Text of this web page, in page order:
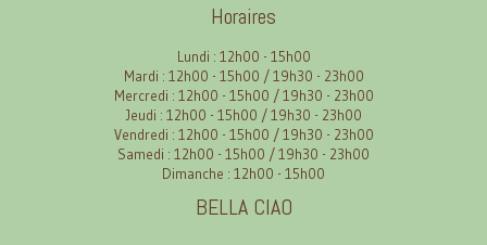
Horaires
Lundi : 12h00 - 15h00
Mardi : 12h00 - 15h00 / 19h30 - 23h00
Mercredi : 12h00 - 15h00 / 19h30 - 23h00
Jeudi : 12h00 - 15h00 / 19h30 - 23h00
Vendredi : 12h00 - 15h00 / 19h30 - 23h00
Samedi : 12h00 - 15h00 / 19h30 - 23h00
Dimanche : 12h00 - 15h00
BELLA CIAO